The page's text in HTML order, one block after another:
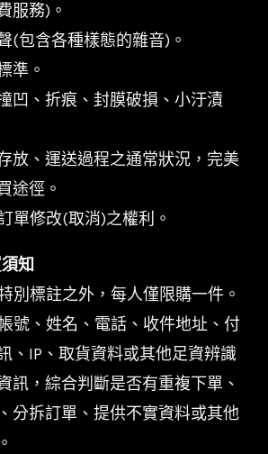
服務)。
(包含各種樣態的雜音)。
準。
凹、折痕、封膜破損、小汙漬
放、運送過程之通常狀況，完美
途徑。
單修改(取消)之權利。
知
別標註之外，每人僅限購一件。
號、姓名、電話、收件地址、付
、IP、取貨資料或其他足資辨識
訊，綜合判斷是否有重複下單、
分拆訂單、提供不實資料或其他